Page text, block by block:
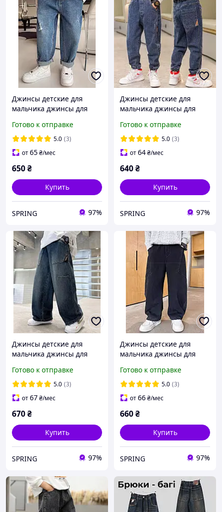
Джинсы детские для
мальчика джинсы для
Готово к отправке
5.0 (3)
от65₴/мес
650₴
Купить
SPRING 97%
Джинсы детские для
мальчика джинсы для
Готово к отправке
5.0 (3)
от64₴/мес
640₴
Купить
SPRING 97%
Джинсы детские для
мальчика джинсы для
Готово к отправке
5.0 (3)
от67₴/мес
670₴
Купить
SPRING 97%
Джинсы детские для
мальчика джинсы для
Готово к отправке
5.0 (3)
от66₴/мес
660₴
Купить
SPRING 97%